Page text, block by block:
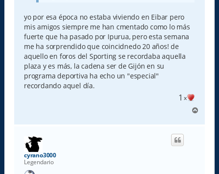
yo por esa época no estaba viviendo en Eibar pero
mis amigos siempre me han cmentado como lo más
fuerte que ha pasado por Ipurua, pero esta semana
me ha sorprendido que coincidnedo 20 años! de
aquello en foros del Sporting se recordaba aquella
plaza y es más, la cadena ser de Gijón en su
programa deportiva ha echo un "especial"
recordando aquel día.
1 x
r
cyrano3000
Legendario